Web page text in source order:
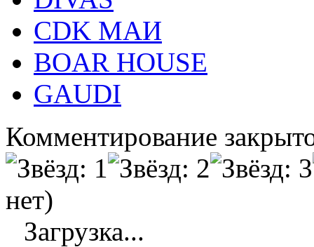
CDK МАИ
BOAR HOUSE
GAUDI
Комментирование
нет)
Загрузка...